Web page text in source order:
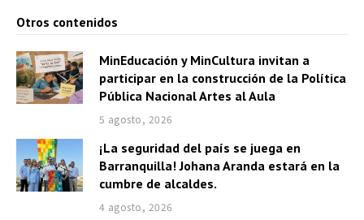
Otros contenidos
MinEducación y MinCultura invitan a
participar en la construcción de la Política
Pública Nacional Artes al Aula
5 agosto, 2026
¡La seguridad del país se juega en
Barranquilla! Johana Aranda estará en la
cumbre de alcaldes.
4 agosto, 2026